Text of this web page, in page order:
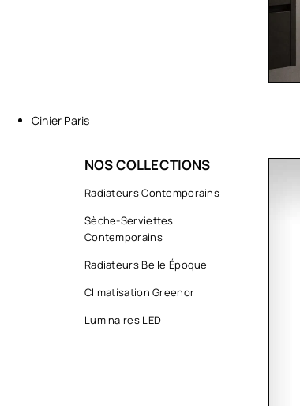
Cinier Paris
NOS COLLECTIONS
Radiateurs Contemporains
Sèche-Serviettes
Contemporains
Radiateurs Belle Époque
Climatisation Greenor
Luminaires LED
COLLECTIONS
Radiateurs Belle